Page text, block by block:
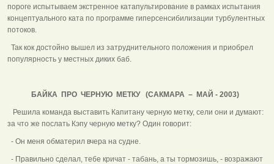
пороге испытываем экстренное катапультирование в рамках испытания
концептуального ката по программе гиперсенсибилизации турбулентных
потоков.
Так кок достойно вышел из затруднительного положения и приобрел
популярность у местных диких баб.
БАЙКА ПРО ЧЕРНУЮ МЕТКУ (САКМАРА – МАЙ - 2003)
Решила команда выставить Капитану черную метку, сели они и думают:
за что же послать Кэпу черную метку? Один говорит:
- Он меня обматерил вчера на судне.
- Правильно сделал, тебе кричат - табань, а ты тормозишь, - возражают